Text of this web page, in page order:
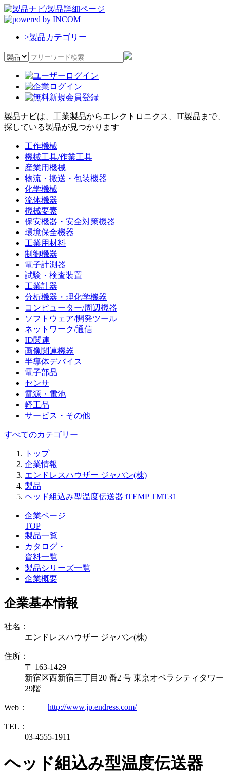
>製品カテゴリー
製品ナビは、工業製品からエレクトロニクス、IT製品まで、
探している製品が見つかります
工作機械
機械工具/作業工具
産業用機械
物流・搬送・包装機器
化学機械
流体機器
機械要素
保安機器・安全対策機器
環境保全機器
工業用材料
制御機器
電子計測器
試験・検査装置
工業計器
分析機器・理化学機器
コンピューター/周辺機器
ソフトウェア/開発ツール
ネットワーク/通信
ID関連
画像関連機器
半導体デバイス
電子部品
センサ
電源・電池
軽工品
サービス・その他
すべてのカテゴリー
トップ
企業情報
エンドレスハウザー ジャパン(株)
製品
ヘッド組込み型温度伝送器 iTEMP TMT31
企業ページ
TOP
製品一覧
カタログ・
資料一覧
製品シリーズ一覧
企業概要
企業基本情報
社名：
エンドレスハウザー ジャパン(株)
住所：
〒 163-1429
新宿区西新宿三丁目20 番2 号 東京オペラシティタワー
29階
Web： http://www.jp.endress.com/
TEL：
03-4555-1911
ヘッド組込み型温度伝送器